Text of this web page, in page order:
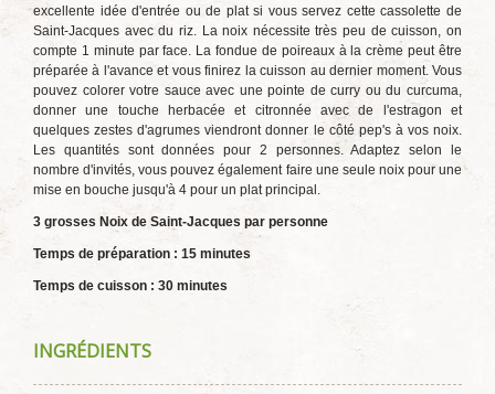
excellente idée d'entrée ou de plat si vous servez cette cassolette de
Saint-Jacques avec du riz. La noix nécessite très peu de cuisson, on
compte 1 minute par face. La fondue de poireaux à la crème peut être
préparée à l'avance et vous finirez la cuisson au dernier moment. Vous
pouvez colorer votre sauce avec une pointe de curry ou du curcuma,
donner une touche herbacée et citronnée avec de l'estragon et
quelques zestes d'agrumes viendront donner le côté pep's à vos noix.
Les quantités sont données pour 2 personnes. Adaptez selon le
nombre d'invités, vous pouvez également faire une seule noix pour une
mise en bouche jusqu'à 4 pour un plat principal.
3 grosses Noix de Saint-Jacques par personne
Temps de préparation : 15 minutes
Temps de cuisson : 30 minutes
INGRÉDIENTS